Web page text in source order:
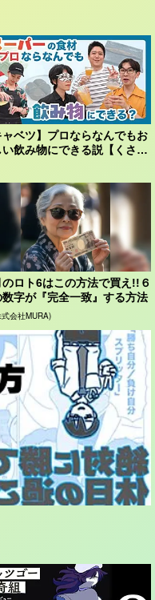
ャベツ】プロならなんでもお
い飲み物にできる説【くさ
のロト6はこの方法で買え!!６
数字が『完全一致』する方法
式会社MURA)